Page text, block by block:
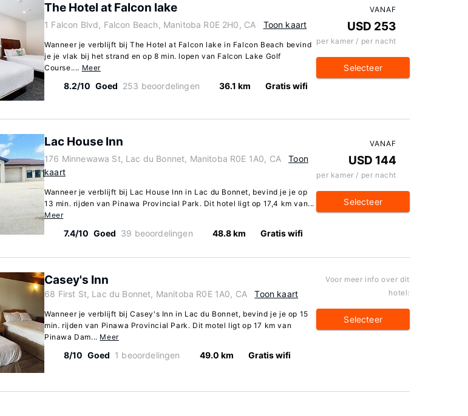
The Hotel at Falcon lake
1 Falcon Blvd, Falcon Beach, Manitoba R0E 2H0, CA Toon kaart
Wanneer je verblijft bij The Hotel at Falcon lake in Falcon Beach bevind
je je vlak bij het strand en op 8 min. lopen van Falcon Lake Golf
Course.... Meer
8.2/10 Goed 253 beoordelingen 36.1 km Gratis wifi
VANAF
USD 253
per kamer / per nacht
Selecteer
Lac House Inn
176 Minnewawa St, Lac du Bonnet, Manitoba R0E 1A0, CA
Toon
kaart
Wanneer je verblijft bij Lac House Inn in Lac du Bonnet, bevind je je op
13 min. rijden van Pinawa Provincial Park. Dit hotel ligt op 17,4 km van...
Meer
7.4/10 Goed 39 beoordelingen 48.8 km Gratis wifi
VANAF
USD 144
per kamer / per nacht
Selecteer
Casey's Inn
68 First St, Lac du Bonnet, Manitoba R0E 1A0, CA Toon kaart
Wanneer je verblijft bij Casey's Inn in Lac du Bonnet, bevind je je op 15
min. rijden van Pinawa Provincial Park. Dit motel ligt op 17 km van
Pinawa Dam... Meer
8/10 Goed 1 beoordelingen 49.0 km Gratis wifi
Voor meer info over dit
hotel:
Selecteer